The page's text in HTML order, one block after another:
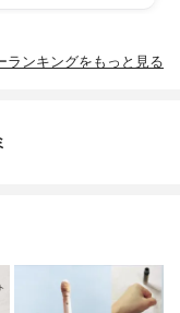
ランキングをもっと見る